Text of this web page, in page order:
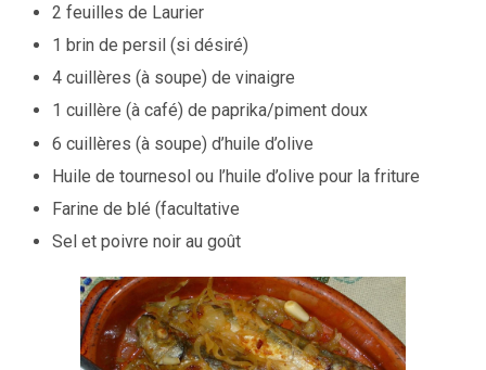
2 feuilles de Laurier
1 brin de persil (si désiré)
4 cuillères (à soupe) de vinaigre
1 cuillère (à café) de paprika/piment doux
6 cuillères (à soupe) d’huile d’olive
Huile de tournesol ou l’huile d’olive pour la friture
Farine de blé (facultative
Sel et poivre noir au goût